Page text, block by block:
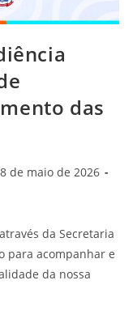
das
de maio de 2026
da Secretaria
para acompanhar e
da nossa